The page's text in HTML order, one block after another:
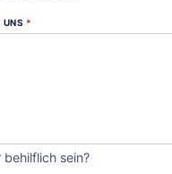
UNS *
sein?